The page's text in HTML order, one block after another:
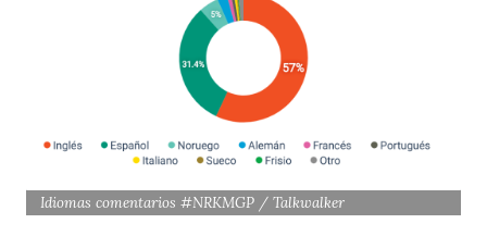
Idiomas comentarios #NRKMGP / Talkwalker